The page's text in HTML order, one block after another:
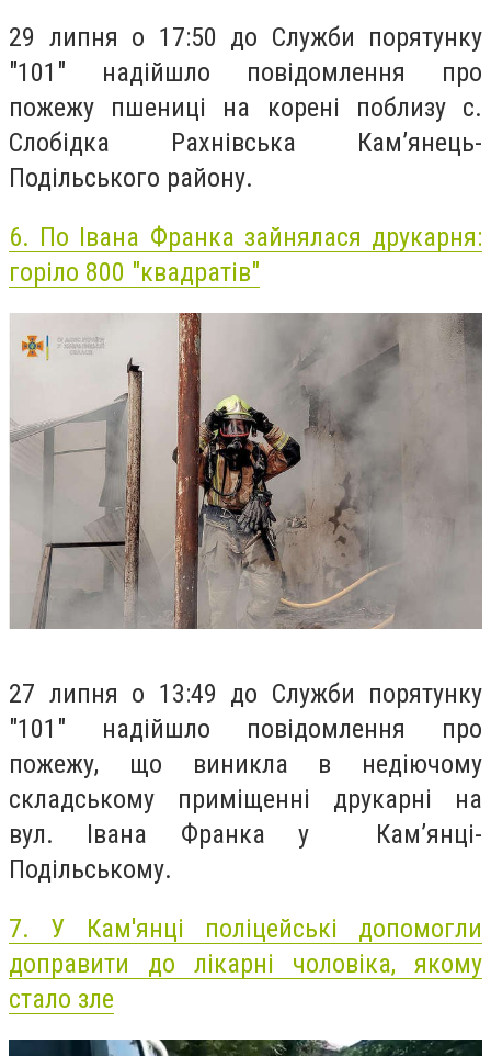
29 липня о 17:50 до Служби порятунку
"101" надійшло повідомлення про
пожежу пшениці на корені поблизу с.
Слобідка Рахнівська Кам’янець-
Подільського району.
6. По Івана Франка зайнялася друкарня:
горіло 800 "квадратів"
27 липня о 13:49 до Служби порятунку
"101" надійшло повідомлення про
пожежу, що виникла в недіючому
складському приміщенні друкарні на
вул. Івана Франка у Кам’янці-
Подільському.
7. У Кам'янці поліцейські допомогли
доправити до лікарні чоловіка, якому
стало зле